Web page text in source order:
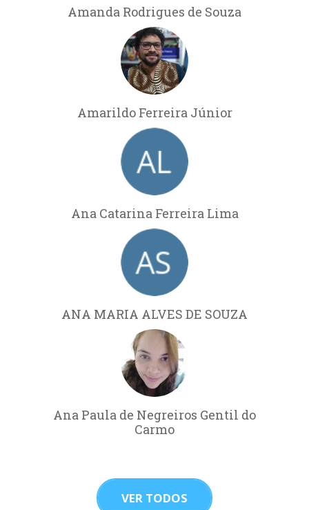
Amanda Rodrigues de Souza
Amarildo Ferreira Júnior
Ana Catarina Ferreira Lima
ANA MARIA ALVES DE SOUZA
Ana Paula de Negreiros Gentil do
Carmo
VER TODOS